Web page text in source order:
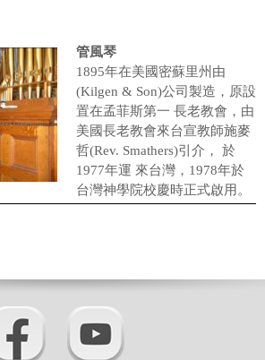
管風琴
1895年在美國密蘇里州由
(Kilgen & Son)公司製造，原設
置在孟菲斯第一 長老教會，由
美國長老教會來台宣教師施麥
哲(Rev. Smathers)引介， 於
1977年運 來台灣，1978年於
台灣神學院校慶時正式啟用。